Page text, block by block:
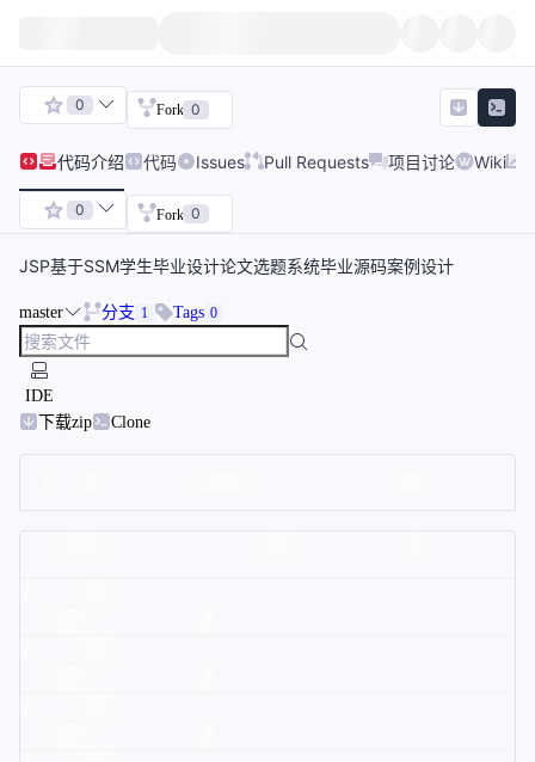
0 Fork 0
代码介绍 代码 Issues Pull Requests 项目讨论 Wiki
0 Fork 0
JSP基于SSM学生毕业设计论文选题系统毕业源码案例设计
master 分支 1 Tags 0
IDE
下载zip
Clone